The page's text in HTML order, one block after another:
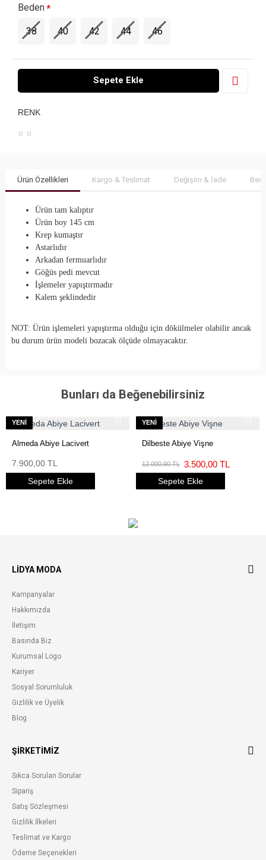
Beden
38 40 42 44 46
Sepete Ekle
RENK
Ürün Özellikleri Kargo & Teslimat Değişim & İade
Ürün tam kalıptır
Ürün boy 145 cm
Krep kumaştır
Astarlıdır
Arkadan fermuarlıdır
Göğüs pedi mevcut
İşlemeler yapıştırmadır
Kalem şeklindedir
NOT: Ürün işlemeleri yapıştırma olduğu için dökülmeler olabilir ancak
bu durum ürün modeli bozacak ölçüde olmayacaktır.
Bunları da Beğenebilirsiniz
YENI
Almeda Abiye Lacivert
7.900,00 TL
Sepete Ekle
YENI
Dilbeste Abiye Vişne
3.500,00 TL
12.000,90 TL
Sepete Ekle
LIDYA MODA
Kampanyalar
Hakkımızda
İletişim
Basında Biz
Kurumsal Logo
Kariyer
Sosyal Sorumluluk
Gizlilik ve Üyelik
Blog
ŞİRKETİMİZ
Sıkca Sorulan Sorular
Sipariş
Satış Sözleşmesi
Gizlilik İlkeleri
Teslimat ve Kargo
Ödeme Seçenekleri